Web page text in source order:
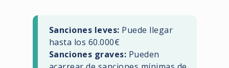
Sanciones leves: Puede llegar
hasta los 60.000€
Sanciones graves: Pueden